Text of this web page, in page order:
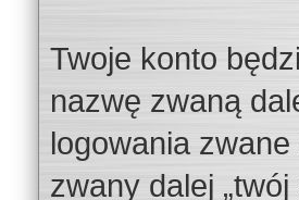
Twoje konto
nazwę zwaną
logowania zwane
zwany dalej